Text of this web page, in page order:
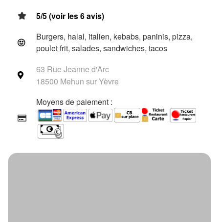
5/5 (voir les 6 avis)
Burgers, halal, italien, kebabs, paninis, pizza,
poulet frit, salades, sandwiches, tacos
63 Rue Jeanne d'Arc
18500 Mehun sur Yèvre
Moyens de paiement :